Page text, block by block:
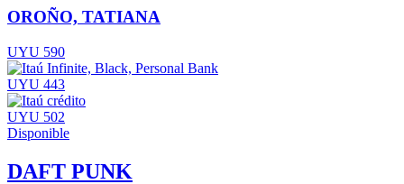
OROÑO, TATIANA
UYU 590
UYU 443
UYU 502
Disponible
DAFT PUNK